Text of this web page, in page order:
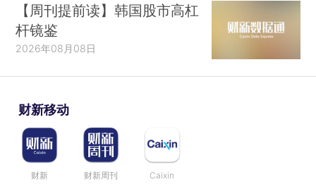
【周刊提前读】韩国股市高杠
杆镜鉴
2026年08月08日
财新移动
财新 财新周刊 Caixin